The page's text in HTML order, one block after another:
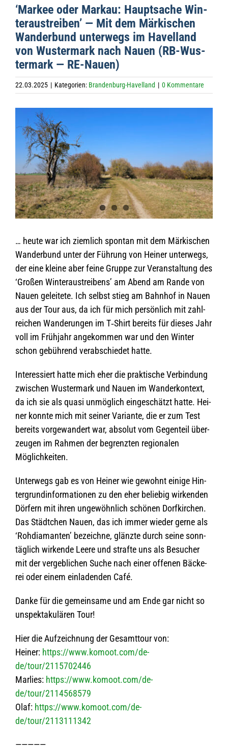
‘Mar­kee oder Mar­kau: Haupt­sa­che Win­
ter­aus­trei­ben’ — Mit dem Mär­ki­schen
Wan­der­bund unter­wegs im Havel­land
von Wus­ter­mark nach Nauen (RB-Wus­
ter­mark — RE-Nauen)
22.03.2025 | Kategorien: Brandenburg-Havelland | 0 Kommentare
grösseres
Bild
… heute war ich ziem­lich spon­tan mit dem Mär­ki­schen
Wan­der­bund unter der Füh­rung von Hei­ner unter­wegs,
der eine kleine aber feine Gruppe zur Ver­an­stal­tung des
‘Gro­ßen Win­ter­aus­trei­bens’ am Abend am Rande von
Nauen gelei­tete. Ich selbst stieg am Bahn­hof in Nauen
aus der Tour aus, da ich für mich per­sön­lich mit zahl­
rei­chen Wan­de­run­gen im T‑Shirt bereits für die­ses Jahr
voll im Früh­jahr ange­kom­men war und den Win­ter
schon gebüh­rend ver­ab­schie­det hatte.
Inter­es­siert hatte mich eher die prak­ti­sche Ver­bin­dung
zwi­schen Wus­ter­mark und Nauen im Wan­der­kon­text,
da ich sie als quasi unmög­lich ein­ge­schätzt hatte. Hei­
ner konnte mich mit sei­ner Vari­ante, die er zum Test
bereits vor­ge­wan­dert war, abso­lut vom Gegen­teil über­
zeu­gen im Rah­men der begrenz­ten regio­na­len
Möglichkeiten.
Unter­wegs gab es von Hei­ner wie gewohnt einige Hin­
ter­grund­in­for­ma­tio­nen zu den eher belie­big wir­ken­den
Dör­fern mit ihren unge­wöhn­lich schö­nen Dorf­kir­chen.
Das Städt­chen Nauen, das ich immer wie­der gerne als
‘Roh­dia­man­ten’ bezeichne, glänzte durch seine sonn­
täg­lich wir­kende Leere und strafte uns als Besu­cher
mit der ver­geb­li­chen Suche nach einer offe­nen Bäcke­
rei oder einem ein­la­den­den Café.
Danke für die gemein­same und am Ende gar nicht so
unspek­ta­ku­lä­ren Tour!
Hier die Auf­zeich­nung der Gesamt­tour von:
Hei­ner: https://www.komoot.com/de-
de/tour/2115702446
Mar­lies: https://www.komoot.com/de-
de/tour/2114568579
Olaf: https://www.komoot.com/de-
de/tour/2113111342
—————